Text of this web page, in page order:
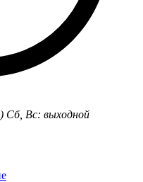
Сб, Вс: выходной